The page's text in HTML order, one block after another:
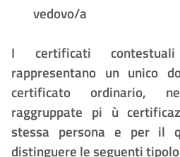
vedovo/a
I certificati
rappresentano un unico
certificato ordinario,
raggruppate pi ù
stessa persona e per il
distinguere le seguenti